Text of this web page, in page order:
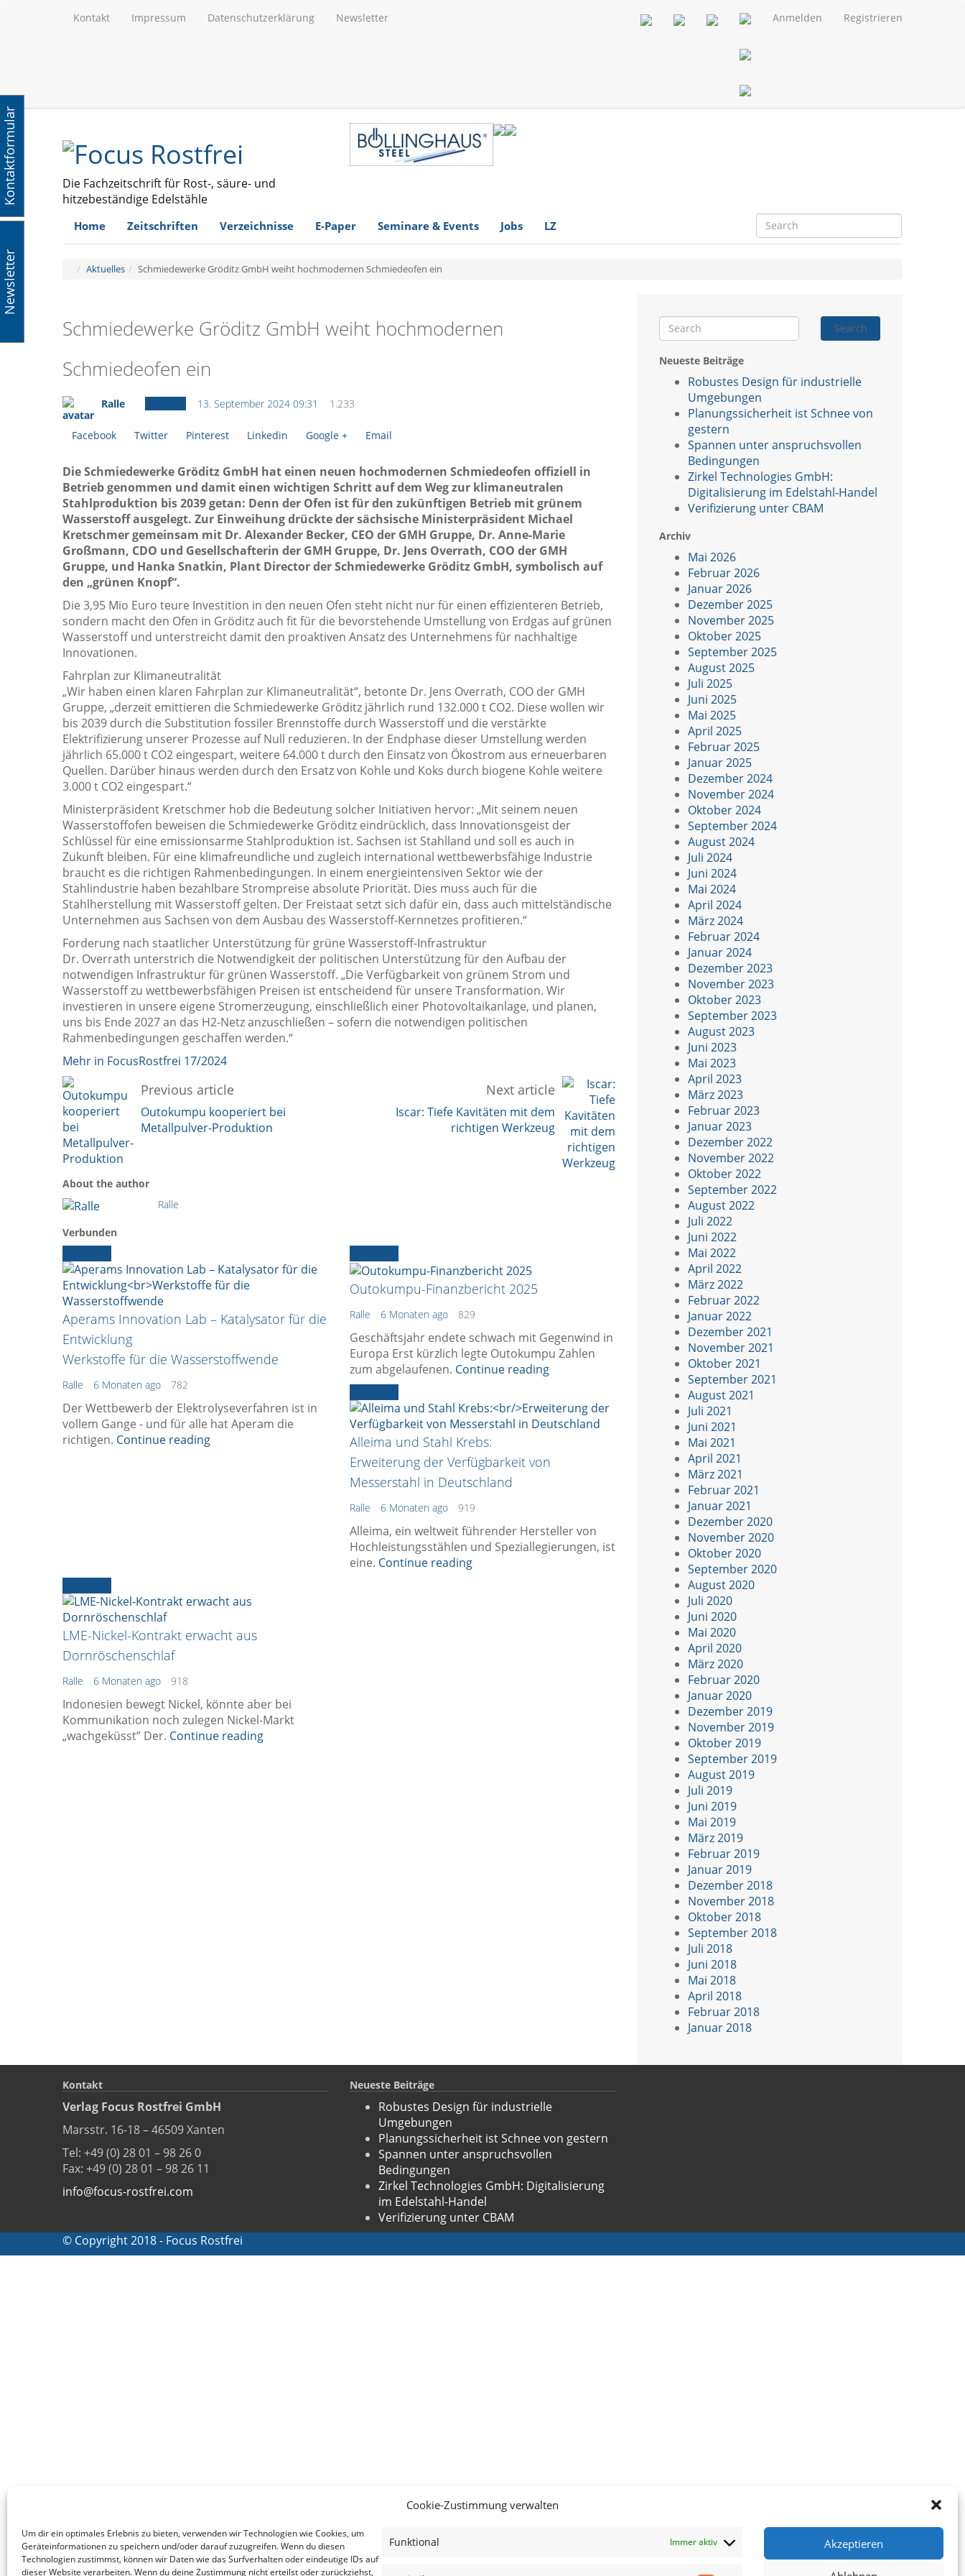
Cookie-Zustimmung verwalten
Um dir ein optimales Erlebnis zu bieten, verwenden wir Technologien wie Cookies, um
Geräteinformationen zu speichern und/oder darauf zuzugreifen. Wenn du diesen
Technologien zustimmst, können wir Daten wie das Surfverhalten oder eindeutige IDs auf
dieser Website verarbeiten. Wenn du deine Zustimmung nicht erteilst oder zurückziehst,
Funktional Immer aktiv Akzeptieren
Kontakt Impressum Datenschutzerklärung Newsletter Anmelden Registrieren
Die Fachzeitschrift für Rost-, säure- und
hitzebeständige Edelstähle
Home Zeitschriften Verzeichnisse E-Paper Seminare & Events Jobs LZ
Aktuelles Schmiedewerke Gröditz GmbH weiht hochmodernen Schmiedeofen ein
Schmiedewerke Gröditz GmbH weiht hochmodernen
Schmiedeofen ein
Ralle 13. September 2024 09:31 1.233
Facebook Twitter Pinterest Linkedin Google + Email
Die Schmiedewerke Gröditz GmbH hat einen neuen hochmodernen Schmiedeofen offiziell in
Betrieb genommen und damit einen wichtigen Schritt auf dem Weg zur klimaneutralen
Stahlproduktion bis 2039 getan: Denn der Ofen ist für den zukünftigen Betrieb mit grünem
Wasserstoff ausgelegt. Zur Einweihung drückte der sächsische Ministerpräsident Michael
Kretschmer gemeinsam mit Dr. Alexander Becker, CEO der GMH Gruppe, Dr. Anne-Marie
Großmann, CDO und Gesellschafterin der GMH Gruppe, Dr. Jens Overrath, COO der GMH
Gruppe, und Hanka Snatkin, Plant Director der Schmiedewerke Gröditz GmbH, symbolisch auf
den „grünen Knopf“.
Die 3,95 Mio Euro teure Investition in den neuen Ofen steht nicht nur für einen effizienteren Betrieb,
sondern macht den Ofen in Gröditz auch fit für die bevorstehende Umstellung von Erdgas auf grünen
Wasserstoff und unterstreicht damit den proaktiven Ansatz des Unternehmens für nachhaltige
Innovationen.
Fahrplan zur Klimaneutralität
„Wir haben einen klaren Fahrplan zur Klimaneutralität“, betonte Dr. Jens Overrath, COO der GMH
Gruppe, „derzeit emittieren die Schmiedewerke Gröditz jährlich rund 132.000 t CO2. Diese wollen wir
bis 2039 durch die Substitution fossiler Brennstoffe durch Wasserstoff und die verstärkte
Elektrifizierung unserer Prozesse auf Null reduzieren. In der Endphase dieser Umstellung werden
jährlich 65.000 t CO2 eingespart, weitere 64.000 t durch den Einsatz von Ökostrom aus erneuerbaren
Quellen. Darüber hinaus werden durch den Ersatz von Kohle und Koks durch biogene Kohle weitere
3.000 t CO2 eingespart.“
Ministerpräsident Kretschmer hob die Bedeutung solcher Initiativen hervor: „Mit seinem neuen
Wasserstoffofen beweisen die Schmiedewerke Gröditz eindrücklich, dass Innovationsgeist der
Schlüssel für eine emissionsarme Stahlproduktion ist. Sachsen ist Stahlland und soll es auch in
Zukunft bleiben. Für eine klimafreundliche und zugleich international wettbewerbsfähige Industrie
braucht es die richtigen Rahmenbedingungen. In einem energieintensiven Sektor wie der
Stahlindustrie haben bezahlbare Strompreise absolute Priorität. Dies muss auch für die
Stahlherstellung mit Wasserstoff gelten. Der Freistaat setzt sich dafür ein, dass auch mittelständische
Unternehmen aus Sachsen von dem Ausbau des Wasserstoff-Kernnetzes profitieren.“
Forderung nach staatlicher Unterstützung für grüne Wasserstoff-Infrastruktur
Dr. Overrath unterstrich die Notwendigkeit der politischen Unterstützung für den Aufbau der
notwendigen Infrastruktur für grünen Wasserstoff. „Die Verfügbarkeit von grünem Strom und
Wasserstoff zu wettbewerbsfähigen Preisen ist entscheidend für unsere Transformation. Wir
investieren in unsere eigene Stromerzeugung, einschließlich einer Photovoltaikanlage, und planen,
uns bis Ende 2027 an das H2-Netz anzuschließen – sofern die notwendigen politischen
Rahmenbedingungen geschaffen werden.“
Mehr in FocusRostfrei 17/2024
Previous article
Outokumpu kooperiert bei
Metallpulver-Produktion
Next article
Iscar: Tiefe Kavitäten mit dem
richtigen Werkzeug
About the author
Ralle
Verbunden
Aperams Innovation Lab – Katalysator für die
Entwicklung
Werkstoffe für die Wasserstoffwende
Ralle 6 Monaten ago 782
Der Wettbewerb der Elektrolyseverfahren ist in
vollem Gange - und für alle hat Aperam die
richtigen. Continue reading
Outokumpu-Finanzbericht 2025
Ralle 6 Monaten ago 829
Geschäftsjahr endete schwach mit Gegenwind in
Europa Erst kürzlich legte Outokumpu Zahlen
zum abgelaufenen. Continue reading
Alleima und Stahl Krebs:
Erweiterung der Verfügbarkeit von
Messerstahl in Deutschland
Ralle 6 Monaten ago 919
Alleima, ein weltweit führender Hersteller von
Hochleistungsstählen und Speziallegierungen, ist
eine. Continue reading
LME-Nickel-Kontrakt erwacht aus
Dornröschenschlaf
Ralle 6 Monaten ago 918
Indonesien bewegt Nickel, könnte aber bei
Kommunikation noch zulegen Nickel-Markt
„wachgeküsst” Der. Continue reading
Search
Neueste Beiträge
Robustes Design für industrielle
Umgebungen
Planungssicherheit ist Schnee von
gestern
Spannen unter anspruchsvollen
Bedingungen
Zirkel Technologies GmbH:
Digitalisierung im Edelstahl-Handel
Verifizierung unter CBAM
Archiv
Mai 2026
Februar 2026
Januar 2026
Dezember 2025
November 2025
Oktober 2025
September 2025
August 2025
Juli 2025
Juni 2025
Mai 2025
April 2025
Februar 2025
Januar 2025
Dezember 2024
November 2024
Oktober 2024
September 2024
August 2024
Juli 2024
Juni 2024
Mai 2024
April 2024
März 2024
Februar 2024
Januar 2024
Dezember 2023
November 2023
Oktober 2023
September 2023
August 2023
Juni 2023
Mai 2023
April 2023
März 2023
Februar 2023
Januar 2023
Dezember 2022
November 2022
Oktober 2022
September 2022
August 2022
Juli 2022
Juni 2022
Mai 2022
April 2022
März 2022
Februar 2022
Januar 2022
Dezember 2021
November 2021
Oktober 2021
September 2021
August 2021
Juli 2021
Juni 2021
Mai 2021
April 2021
März 2021
Februar 2021
Januar 2021
Dezember 2020
November 2020
Oktober 2020
September 2020
August 2020
Juli 2020
Juni 2020
Mai 2020
April 2020
März 2020
Februar 2020
Januar 2020
Dezember 2019
November 2019
Oktober 2019
September 2019
August 2019
Juli 2019
Juni 2019
Mai 2019
März 2019
Februar 2019
Januar 2019
Dezember 2018
November 2018
Oktober 2018
September 2018
Juli 2018
Juni 2018
Mai 2018
April 2018
Februar 2018
Januar 2018
Kontakt
Verlag Focus Rostfrei GmbH
Marsstr. 16-18 – 46509 Xanten
Tel: +49 (0) 28 01 – 98 26 0
Fax: +49 (0) 28 01 – 98 26 11
info@focus-rostfrei.com
Neueste Beiträge
Robustes Design für industrielle
Umgebungen
Planungssicherheit ist Schnee von gestern
Spannen unter anspruchsvollen
Bedingungen
Zirkel Technologies GmbH: Digitalisierung
im Edelstahl-Handel
Verifizierung unter CBAM
© Copyright 2018 - Focus Rostfrei
Newsletter
Kontaktformular